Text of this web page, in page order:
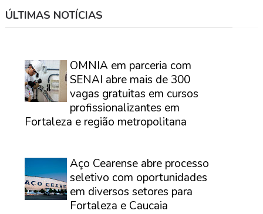
ÚLTIMAS NOTÍCIAS
OMNIA em parceria com
SENAI abre mais de 300
vagas gratuitas em cursos
profissionalizantes em
Fortaleza e região metropolitana
Aço Cearense abre processo
seletivo com oportunidades
em diversos setores para
Fortaleza e Caucaia